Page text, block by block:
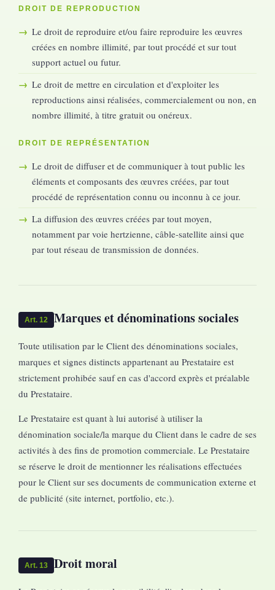
DROIT DE REPRODUCTION
Le droit de reproduire et/ou faire reproduire les œuvres
créées en nombre illimité, par tout procédé et sur tout
support actuel ou futur.
Le droit de mettre en circulation et d'exploiter les
reproductions ainsi réalisées, commercialement ou non, en
nombre illimité, à titre gratuit ou onéreux.
DROIT DE REPRÉSENTATION
Le droit de diffuser et de communiquer à tout public les
éléments et composants des œuvres créées, par tout
procédé de représentation connu ou inconnu à ce jour.
La diffusion des œuvres créées par tout moyen,
notamment par voie hertzienne, câble-satellite ainsi que
par tout réseau de transmission de données.
Art. 12 Marques et dénominations sociales
Toute utilisation par le Client des dénominations sociales,
marques et signes distincts appartenant au Prestataire est
strictement prohibée sauf en cas d'accord exprès et préalable
du Prestataire.
Le Prestataire est quant à lui autorisé à utiliser la
dénomination sociale/la marque du Client dans le cadre de ses
activités à des fins de promotion commerciale. Le Prestataire
se réserve le droit de mentionner les réalisations effectuées
pour le Client sur ses documents de communication externe et
de publicité (site internet, portfolio, etc.).
Art. 13 Droit moral